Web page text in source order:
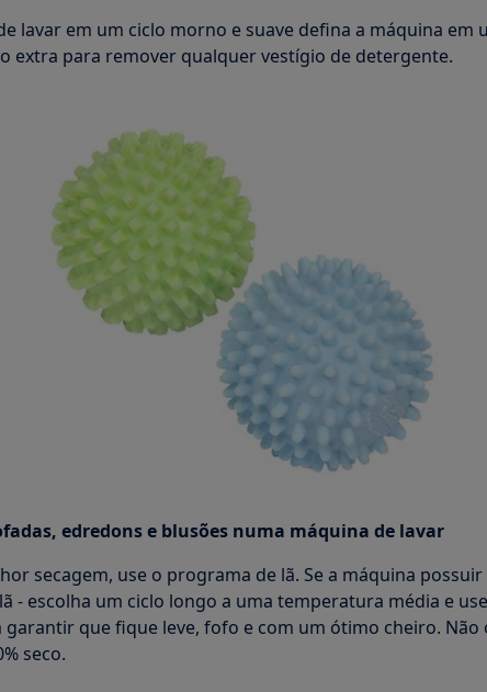
lavar em um ciclo morno e suave defina a máquina em
extra para remover qualquer vestígio de detergente.
edredons e blusões numa máquina de lavar
secagem, use o programa de lã. Se a máquina possuir
- escolha um ciclo longo a uma temperatura média e
garantir que fique leve, fofo e com um ótimo cheiro. Não
seco.